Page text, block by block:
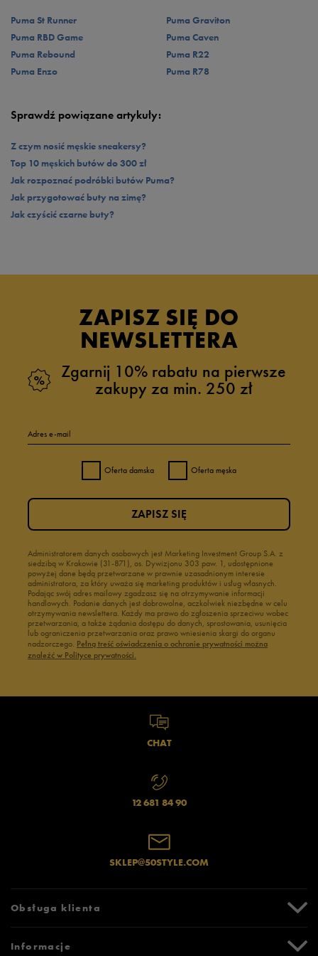
zdecydujesz założyć nowe
sneakery Puma dla mężczyzn. Idealne
dopasowanie do indywidualnych potrzeb zapewnia klasyczny
sznurowania. Na jaką kolorystykę postawił słynny brand w tym modelu?
Wszystkiego dowiesz się sprawdzając ofertę naszego sklepu!
Puma St Runner
Puma RBD Game
Puma Rebound
Puma Enzo
Puma Graviton
Puma Caven
Puma R22
Puma R78
Sprawdź powiązane artykuły:
Z czym nosić męskie sneakersy?
Top 10 męskich butów do 300 zł
Jak rozpoznać podróbki butów Puma?
Jak przygotować buty na zimę?
Jak czyścić czarne buty?
ZAPISZ SIĘ DO
NEWSLETTERA
Zgarnij 10% rabatu na pierwsze
zakupy za min. 250 zł
Adres e-mail
Oferta damska Oferta męska
Administratorem danych osobowych jest Marketing Investment Group S.A. z
siedzibą w Krakowie (31-871), os. Dywizjonu 303 paw. 1, udostępnione
powyżej dane będą przetwarzane w prawnie uzasadnionym interesie
administratora, za który uważa się marketing produktów i usług własnych.
Podając swój adres mailowy zgadzasz się na otrzymywanie informacji
handlowych. Podanie danych jest dobrowolne, aczkolwiek niezbędne w celu
otrzymywania newslettera. Każdy ma prawo do zgłoszenia sprzeciwu wobec
przetwarzania, a także żądania dostępu do danych, sprostowania, usunięcia
lub ograniczenia przetwarzania oraz prawo wniesienia skargi do organu
nadzorczego. Pełną treść oświadczenia o ochronie prywatności można
znaleźć w Polityce prywatności.
ZAPISZ SIĘ
CHAT
12 681 84 90
SKLEP@50STYLE.COM
Obsługa klienta
Informacje